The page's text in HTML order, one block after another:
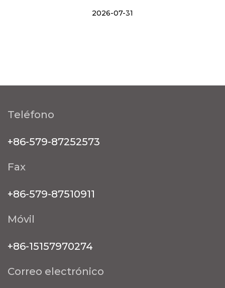
2026-07-31
Teléfono
+86-579-87252573
Fax
+86-579-87510911
Móvil
+86-15157970274
Correo electrónico